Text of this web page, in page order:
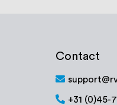
Contact
+31 (0)45-